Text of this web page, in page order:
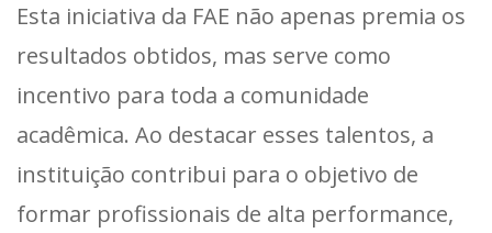
Esta iniciativa da FAE não apenas premia os
resultados obtidos, mas serve como
incentivo para toda a comunidade
acadêmica. Ao destacar esses talentos, a
instituição contribui para o objetivo de
formar profissionais de alta performance,